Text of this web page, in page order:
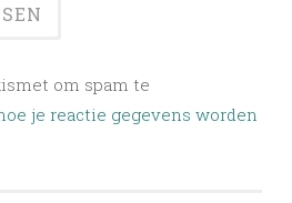
om spam te
je reactie gegevens worden